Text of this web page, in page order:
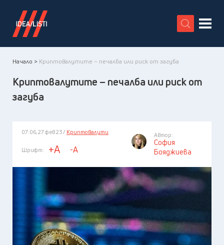
X
Начало > Криптовалутите – печалба или риск от загуба
Криптовалутите – печалба или риск от
загуба
07:06, 27 фев 23 / Криптовалути
Шрифт: +A -A
Автор:
София
Бояджиева